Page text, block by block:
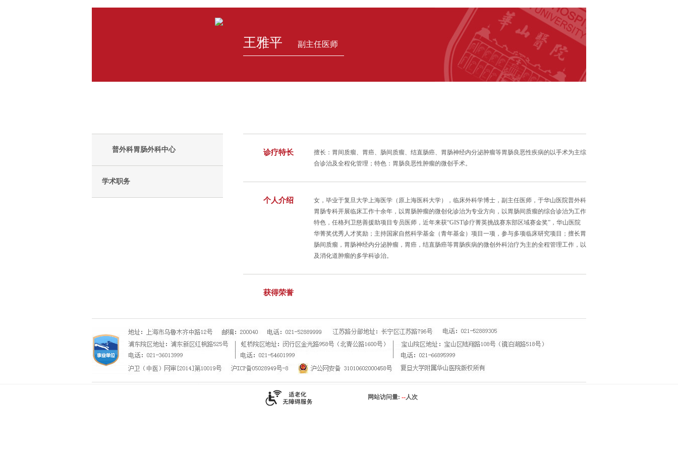
普外科胃肠外科中心
学术职务
王雅平 副主任医师
诊疗特长
擅长：胃间质瘤、胃癌、肠间质瘤、结直肠癌、胃肠神经内分泌肿瘤等胃肠良恶性疾病的以手术为主综
合诊治及全程化管理；特色：胃肠良恶性肿瘤的微创手术。
个人介绍
女，毕业于复旦大学上海医学（原上海医科大学），临床外科学博士，副主任医师，于华山医院普外科
胃肠专科开展临床工作十余年，以胃肠肿瘤的微创化诊治为专业方向，以胃肠间质瘤的综合诊治为工作
特色，任格列卫慈善援助项目专员医师，近年来获“GIST诊疗菁英挑战赛东部区域赛金奖”，华山医院
华菁奖优秀人才奖励；主持国家自然科学基金（青年基金）项目一项，参与多项临床研究项目；擅长胃
肠间质瘤，胃肠神经内分泌肿瘤，胃癌，结直肠癌等胃肠疾病的微创外科治疗为主的全程管理工作，以
及消化道肿瘤的多学科诊治。
获得荣誉
网站访问量: --人次